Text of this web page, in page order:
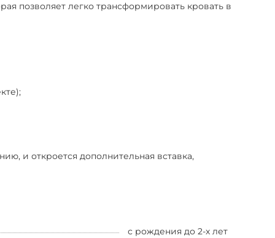
позволяет легко трансформировать кровать в
и откроется дополнительная вставка,
с рождения до 2-х лет